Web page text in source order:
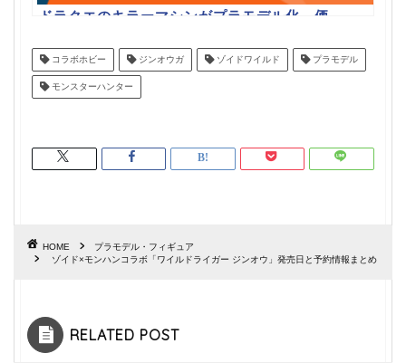
ドラクエのキラーマシンがプラモデル化、価
コラボホビー ジンオウガ ゾイドワイルド プラモデル
モンスターハンター
HOME
プラモデル・フィギュア
ゾイド×モンハンコラボ「ワイルドライガー ジンオウ」発売日と予約情報まとめ
RELATED POST